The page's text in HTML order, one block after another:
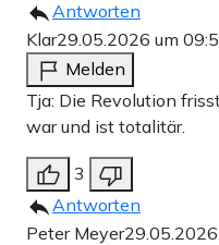
Antworten
Klar29.05.2026 um
Melden
Tja: Die Revolution
war und ist totalitär.
3
Antworten
Peter Meyer